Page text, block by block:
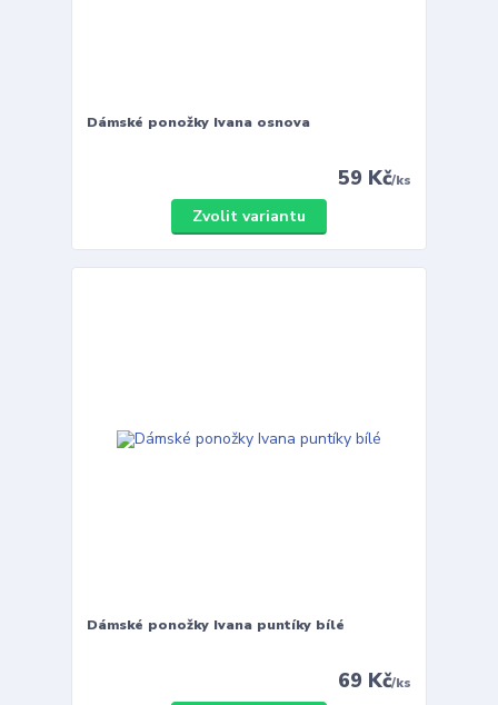
Dámské ponožky Ivana osnova
59 Kč/ks
Zvolit variantu
Dámské ponožky Ivana puntíky bílé
69 Kč/ks